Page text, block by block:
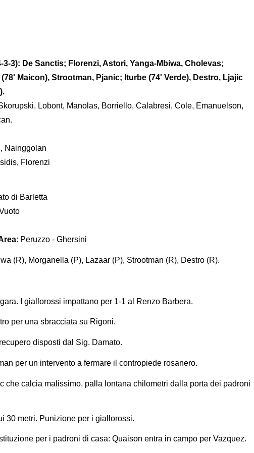
3-3): De Sanctis; Florenzi, Astori, Yanga-Mbiwa, Cholevas;
(78' Maicon), Strootman, Pjanic; Iturbe (74' Verde), Destro, Ljajic
Lobont, Manolas, Borriello, Calabresi, Cole, Emanuelson,
Nainggolan
Florenzi
di Barletta
: Peruzzo - Ghersini
(R), Morganella (P), Lazaar (P), Strootman (R), Destro (R).
I giallorossi impattano per 1-1 al Renzo Barbera.
per una sbracciata su Rigoni.
disposti dal Sig. Damato.
per un intervento a fermare il contropiede rosanero.
che calcia malissimo, palla lontana chilometri dalla porta dei padroni
30 metri. Punizione per i giallorossi.
per i padroni di casa: Quaison entra in campo per Vazquez.